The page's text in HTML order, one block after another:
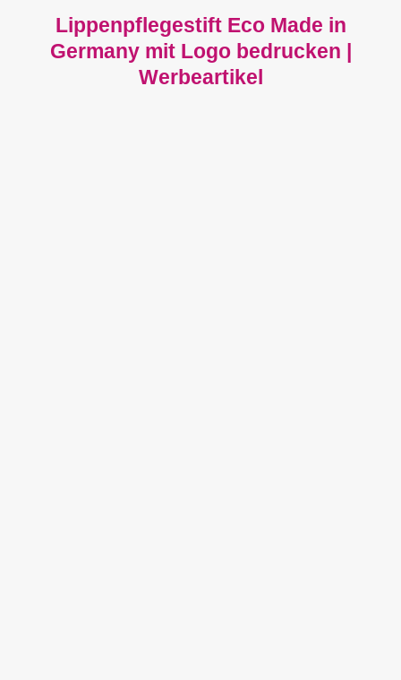
Lippenpflegestift Eco Made in
Germany mit Logo bedrucken |
Werbeartikel